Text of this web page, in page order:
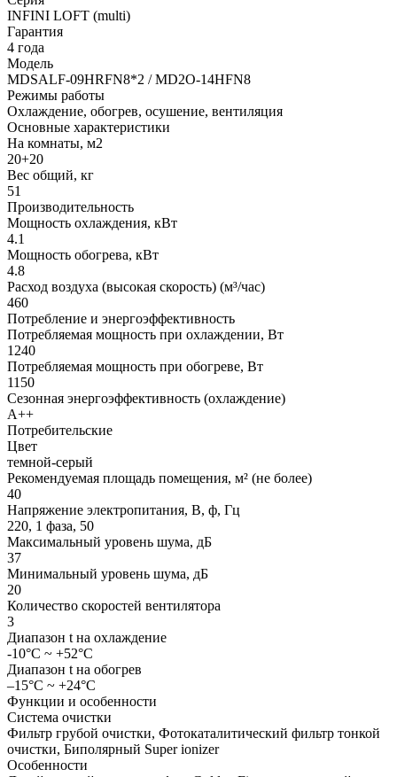
INFINI LOFT (multi)
Гарантия
4 года
Модель
MDSALF-09HRFN8*2 / MD2O-14HFN8
Режимы работы
Охлаждение, обогрев, осушение, вентиляция
Основные характеристики
На комнаты, м2
20+20
Вес общий, кг
51
Производительность
Мощность охлаждения, кВт
4.1
Мощность обогрева, кВт
4.8
Расход воздуха (высокая скорость) (м³/час)
460
Потребление и энергоэффективность
Потребляемая мощность при охлаждении, Вт
1240
Потребляемая мощность при обогреве, Вт
1150
Сезонная энергоэффективность (охлаждение)
A++
Потребительские
Цвет
темной-серый
Рекомендуемая площадь помещения, м² (не более)
40
Напряжение электропитания, В, ф, Гц
220, 1 фаза, 50
Максимальный уровень шума, дБ
37
Минимальный уровень шума, дБ
20
Количество скоростей вентилятора
3
Диапазон t на охлаждение
-10°C ~ +52°C
Диапазон t на обогрев
–15°C ~ +24°C
Функции и особенности
Система очистки
Фильтр грубой очистки, Фотокаталитический фильтр тонкой
очистки, Биполярный Super ionizer
Особенности